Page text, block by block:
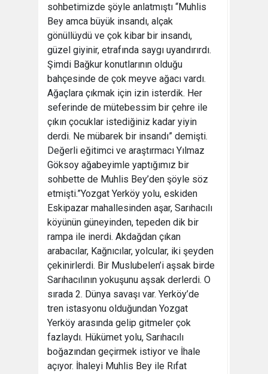
sohbetimizde şöyle anlatmıştı “Muhlis
Bey amca büyük insandı, alçak
gönüllüydü ve çok kibar bir insandı,
güzel giyinir, etrafında saygı uyandırırdı.
Şimdi Bağkur konutlarının olduğu
bahçesinde de çok meyve ağacı vardı.
Ağaçlara çıkmak için izin isterdik. Her
seferinde de mütebessim bir çehre ile
çıkın çocuklar istediğiniz kadar yiyin
derdi. Ne mübarek bir insandı” demişti.
Değerli eğitimci ve araştırmacı Yılmaz
Göksoy ağabeyimle yaptığımız bir
sohbette de Muhlis Bey’den şöyle söz
etmişti.”Yozgat Yerköy yolu, eskiden
Eskipazar mahallesinden aşar, Sarıhacılı
köyünün güneyinden, tepeden dik bir
rampa ile inerdi. Akdağdan çıkan
arabacılar, Kağnıcılar, yolcular, iki şeyden
çekinirlerdi. Bir Muslubelen’i aşsak birde
Sarıhacılının yokuşunu aşsak derlerdi. O
sırada 2. Dünya savaşı var. Yerköy’de
tren istasyonu olduğundan Yozgat
Yerköy arasında gelip gitmeler çok
fazlaydı. Hükümet yolu, Sarıhacılı
boğazından geçirmek istiyor ve İhale
açıyor. İhaleyi Muhlis Bey ile Rıfat